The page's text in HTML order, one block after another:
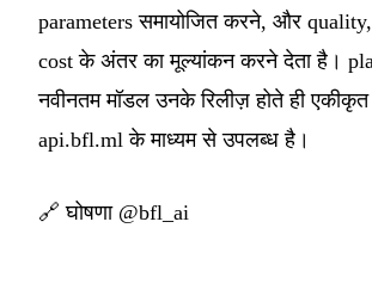
parameters समायोजित करने, और
cost के अंतर का मूल्यांकन करने देता है।
नवीनतम मॉडल उनके रिलीज़ होते ही
api.bfl.ml के माध्यम से उपलब्ध है।
🔗घोषणा @bfl_ai